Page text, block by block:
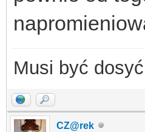
Musi być
CZ@rek